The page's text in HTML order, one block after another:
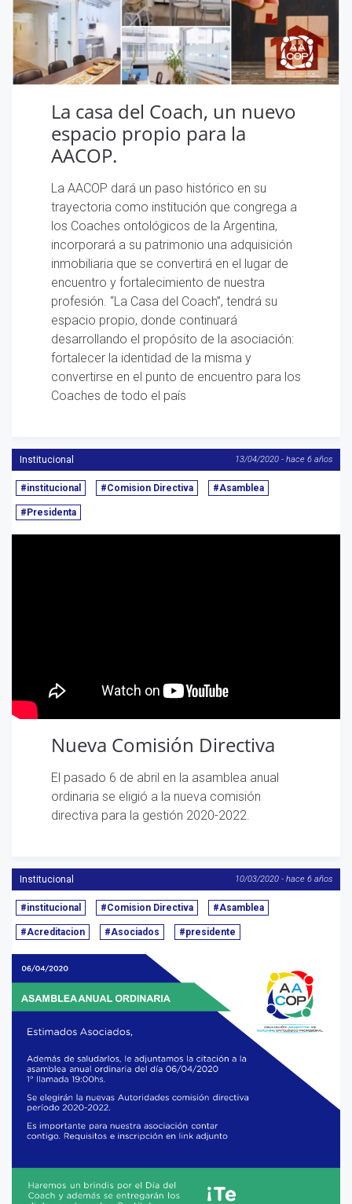
La casa del Coach, un nuevo
espacio propio para la
AACOP.
La AACOP dará un paso histórico en su
trayectoria como institución que congrega a
los Coaches ontológicos de la Argentina,
incorporará a su patrimonio una adquisición
inmobiliaria que se convertirá en el lugar de
encuentro y fortalecimiento de nuestra
profesión. “La Casa del Coach”, tendrá su
espacio propio, donde continuará
desarrollando el propósito de la asociación:
fortalecer la identidad de la misma y
convertirse en el punto de encuentro para los
Coaches de todo el país
Institucional 13/04/2020 - hace 6 años
#institucional #Comision Directiva #Asamblea
#Presidenta
Nueva Comisión Directiva
El pasado 6 de abril en la asamblea anual
ordinaria se eligió a la nueva comisión
directiva para la gestión 2020-2022.
Institucional 10/03/2020 - hace 6 años
#institucional #Comision Directiva #Asamblea
#Acreditacion #Asociados #presidente